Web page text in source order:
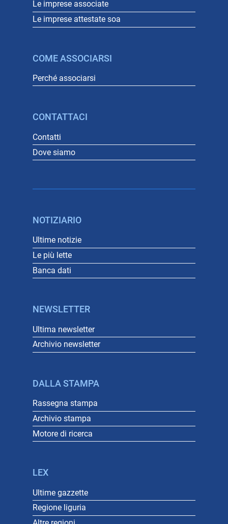
Le imprese associate
Le imprese attestate soa
COME ASSOCIARSI
Perché associarsi
CONTATTACI
Contatti
Dove siamo
NOTIZIARIO
Ultime notizie
Le più lette
Banca dati
NEWSLETTER
Ultima newsletter
Archivio newsletter
DALLA STAMPA
Rassegna stampa
Archivio stampa
Motore di ricerca
LEX
Ultime gazzette
Regione liguria